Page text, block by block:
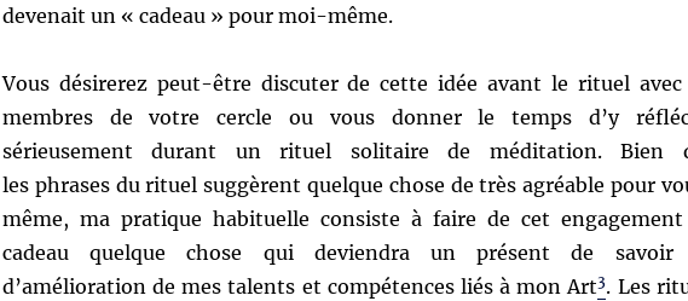
devenait un « cadeau » pour moi-même.
Vous désirerez peut-être discuter de cette idée avant le rituel avec
membres de votre cercle ou vous donner le temps d’y
sérieusement durant un rituel solitaire de méditation. Bien
les phrases du rituel suggèrent quelque chose de très agréable pour
même, ma pratique habituelle consiste à faire de cet
cadeau quelque chose qui deviendra un présent de savoir
d’amélioration de mes talents et compétences liés à mon Art3. Les